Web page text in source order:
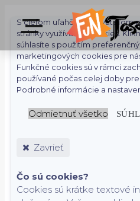
S cieľom uľahčiť používateľom
stránky využívame cookies.
súhlasíte s použitím
marketingových cookies pre
Funkčné cookies sú v rámci
používané počas celej doby
Podrobné informácie a
Odmietnuť všetko
Zavrieť
Čo sú cookies?
Cookies sú krátke textové